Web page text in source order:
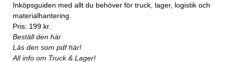
Inköpsguiden med allt du behöver för truck, lager, logistik och
materialhantering.
Pris: 199 kr.
Beställ den här
Läs den som pdf här!
All info om Truck & Lager!